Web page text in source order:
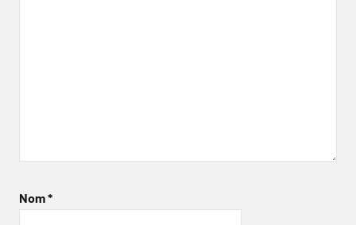
Nom*